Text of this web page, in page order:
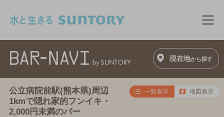
メ
現在地から探す
公立病院前駅(熊本県)周辺
1kmで隠れ家的フンイキ・
2,000円未満のバー
一覧表示 地図表示